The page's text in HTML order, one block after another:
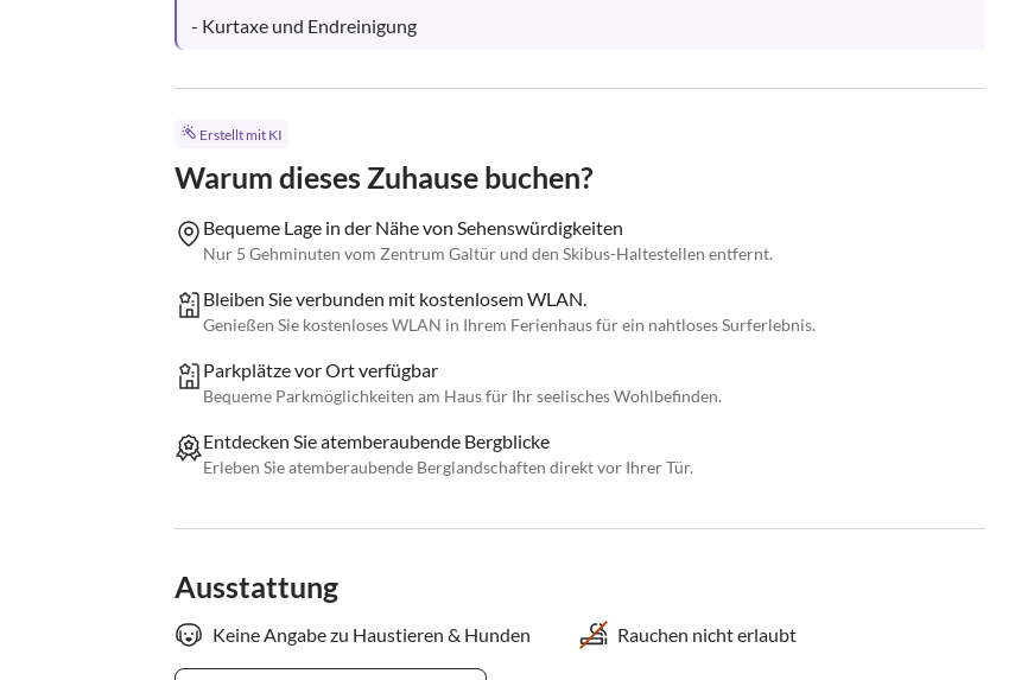
- Kurtaxe und Endreinigung
Erstellt mit KI
Warum dieses Zuhause buchen?
Bequeme Lage in der Nähe von Sehenswürdigkeiten
Nur 5 Gehminuten vom Zentrum Galtür und den Skibus-Haltestellen entfernt.
Bleiben Sie verbunden mit kostenlosem WLAN.
Genießen Sie kostenloses WLAN in Ihrem Ferienhaus für ein nahtloses Surferlebnis.
Parkplätze vor Ort verfügbar
Bequeme Parkmöglichkeiten am Haus für Ihr seelisches Wohlbefinden.
Entdecken Sie atemberaubende Bergblicke
Erleben Sie atemberaubende Berglandschaften direkt vor Ihrer Tür.
Ausstattung
Keine Angabe zu Haustieren & Hunden Rauchen nicht erlaubt